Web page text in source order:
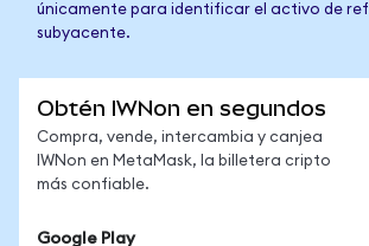
únicamente para identificar el activo de
subyacente.
Obtén IWNon en segundos
Compra, vende, intercambia y canjea
IWNon en MetaMask, la billetera cripto
más confiable.
Google Play